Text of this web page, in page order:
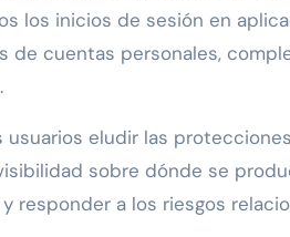
los inicios de sesión en
de cuentas personales,
eludir las
sobre dónde se
responder a los riesgos